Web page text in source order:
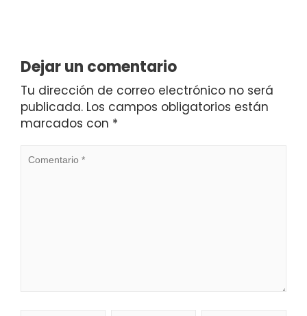
Dejar un comentario
Tu dirección de correo electrónico no será
publicada. Los campos obligatorios están
marcados con *